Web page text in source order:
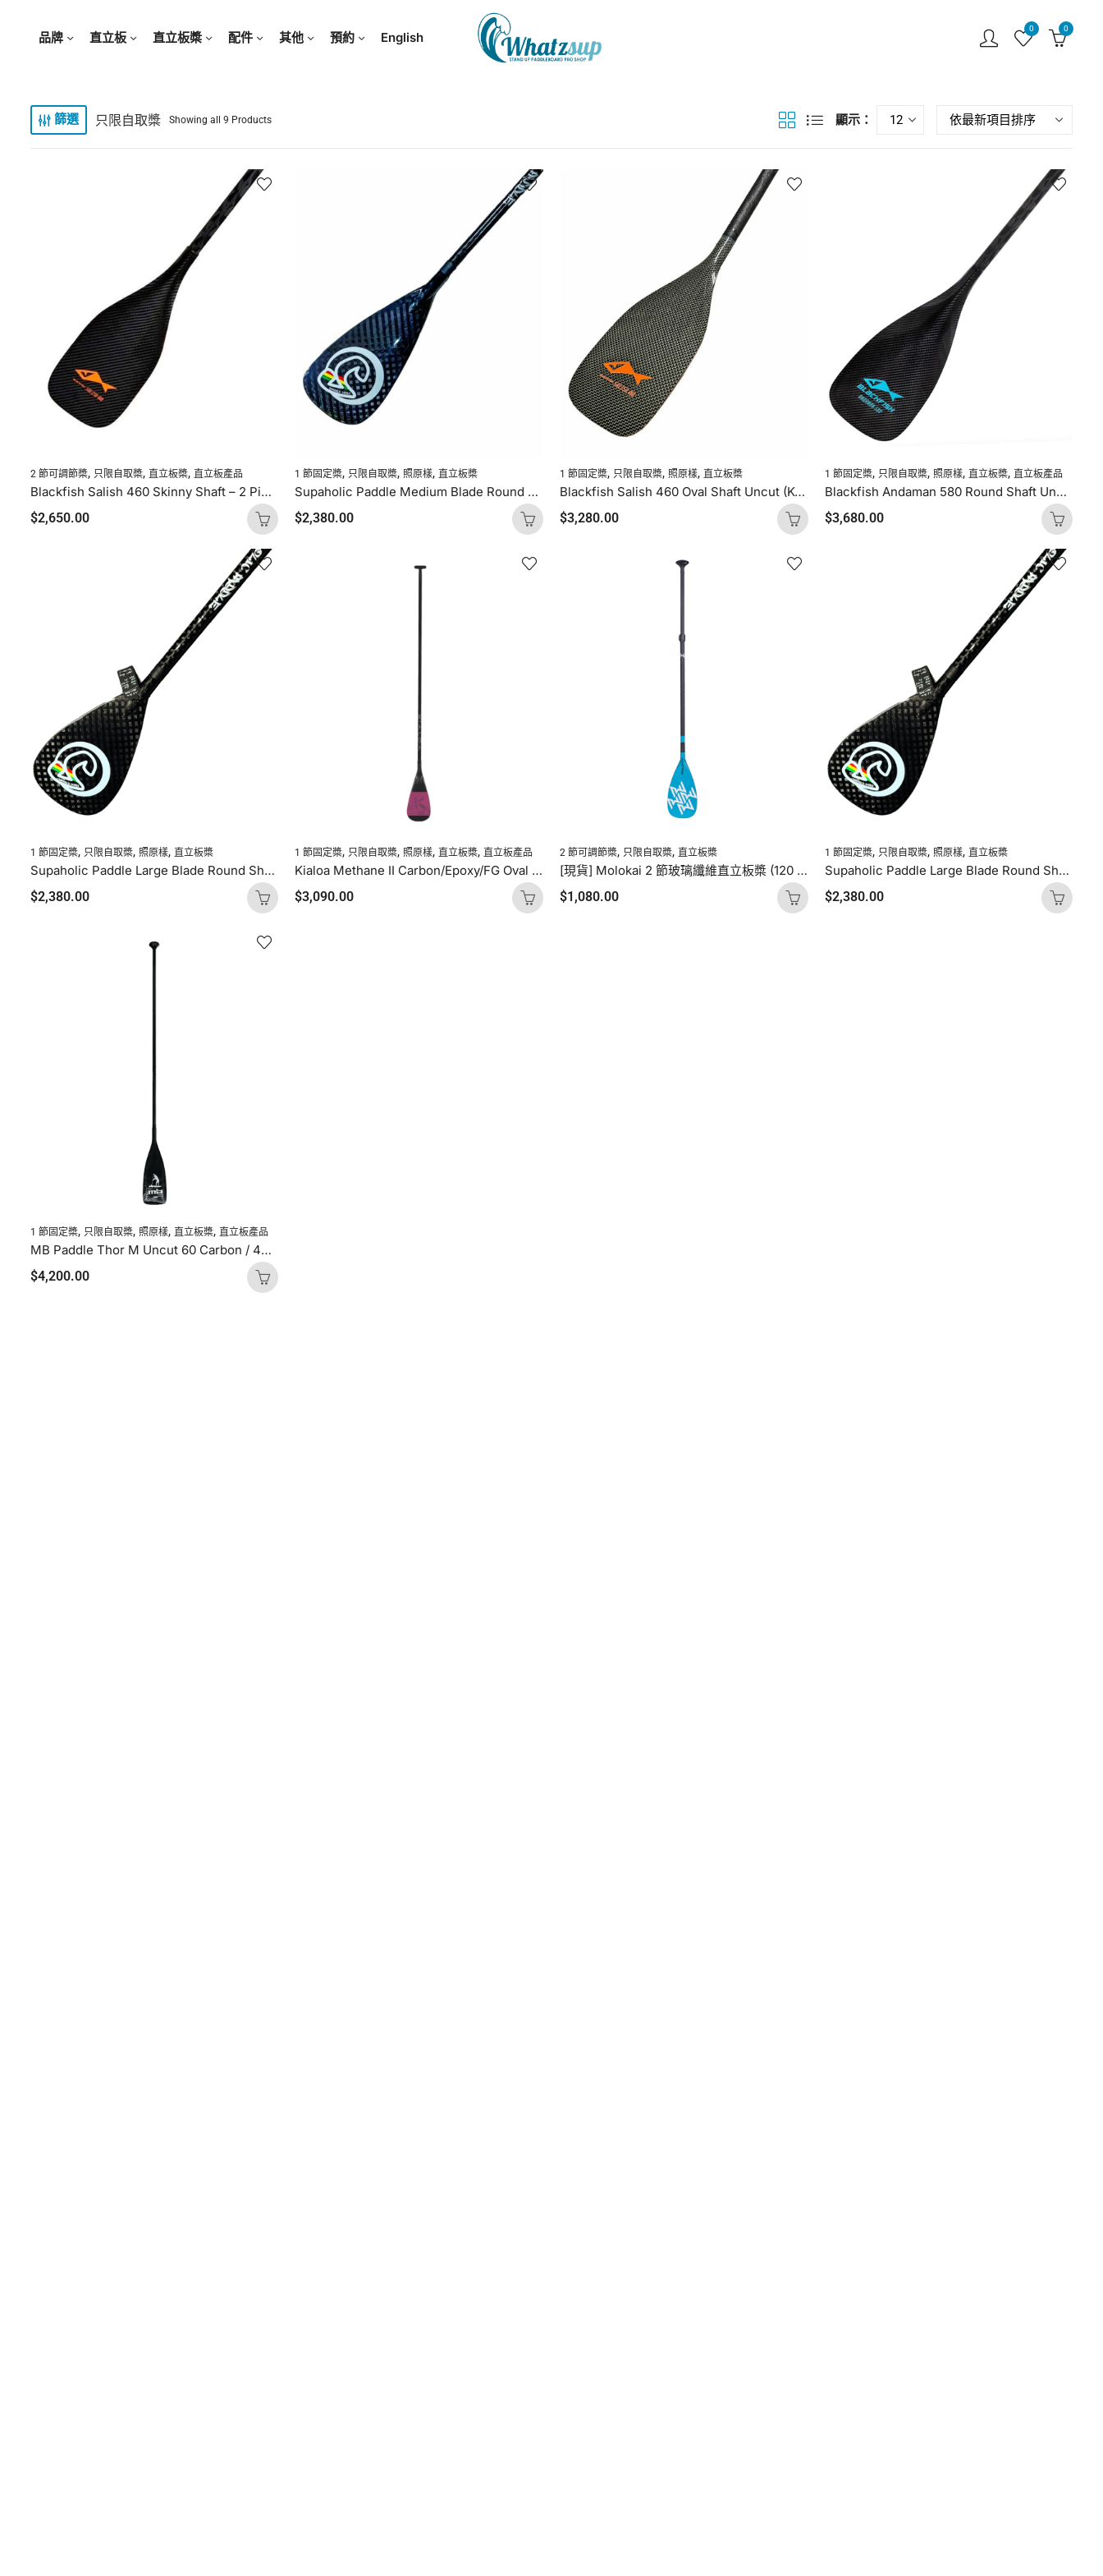
品牌 直立板 直立板槳 配件 其他 預約 English
0 0
篩選 只限自取槳 Showing all 9 Products 顯示：
2 節可調節槳, 只限自取槳, 直立板槳, 直立板產品
Blackfish Salish 460 Skinny Shaft – 2 Piece Adjustable
$2,650.00
1 節固定槳, 只限自取槳, 照原樣, 直立板槳
Supaholic Paddle Medium Blade Round Shaft Carbon Uncut (Palm Handle)
$2,380.00
1 節固定槳, 只限自取槳, 照原樣, 直立板槳
Blackfish Salish 460 Oval Shaft Uncut (Kevlar Orange Logo)
$3,280.00
1 節固定槳, 只限自取槳, 照原樣, 直立板槳, 直立板產品
Blackfish Andaman 580 Round Shaft Uncut (Blue Logo)
$3,680.00
1 節固定槳, 只限自取槳, 照原樣, 直立板槳
Supaholic Paddle Large Blade Round Shaft Carbon Uncut
$2,380.00
1 節固定槳, 只限自取槳, 照原樣, 直立板槳, 直立板產品
Kialoa Methane II Carbon/Epoxy/FG Oval Purple Uncut
$3,090.00
2 節可調節槳, 只限自取槳, 直立板槳
[現貨] Molokai 2 節玻璃纖維直立板槳 (120 – 160 cm）
$1,080.00
1 節固定槳, 只限自取槳, 照原樣, 直立板槳
Supaholic Paddle Large Blade Round Shaft Carbon Uncut (Palm Handle)
$2,380.00
1 節固定槳, 只限自取槳, 照原樣, 直立板槳, 直立板產品
MB Paddle Thor M Uncut 60 Carbon / 40 Glass
$4,200.00